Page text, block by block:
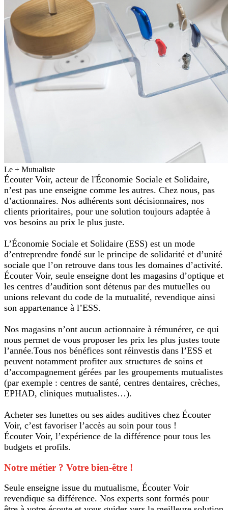
Le + Mutualiste
Écouter Voir, acteur de l'Économie Sociale et Solidaire,
n’est pas une enseigne comme les autres. Chez nous, pas
d’actionnaires. Nos adhérents sont décisionnaires, nos
clients prioritaires, pour une solution toujours adaptée à
vos besoins au prix le plus juste.
L’Économie Sociale et Solidaire (ESS) est un mode
d’entreprendre fondé sur le principe de solidarité et d’unité
sociale que l’on retrouve dans tous les domaines d’activité.
Écouter Voir, seule enseigne dont les magasins d’optique et
les centres d’audition sont détenus par des mutuelles ou
unions relevant du code de la mutualité, revendique ainsi
son appartenance à l’ESS.
Nos magasins n’ont aucun actionnaire à rémunérer, ce qui
nous permet de vous proposer les prix les plus justes toute
l’année.Tous nos bénéfices sont réinvestis dans l’ESS et
peuvent notamment profiter aux structures de soins et
d’accompagnement gérées par les groupements mutualistes
(par exemple : centres de santé, centres dentaires, crèches,
EPHAD, cliniques mutualistes…).
Acheter ses lunettes ou ses aides auditives chez Écouter
Voir, c’est favoriser l’accès au soin pour tous !
Écouter Voir, l’expérience de la différence pour tous les
budgets et profils.
Notre métier ? Votre bien-être !
Seule enseigne issue du mutualisme, Écouter Voir
revendique sa différence. Nos experts sont formés pour